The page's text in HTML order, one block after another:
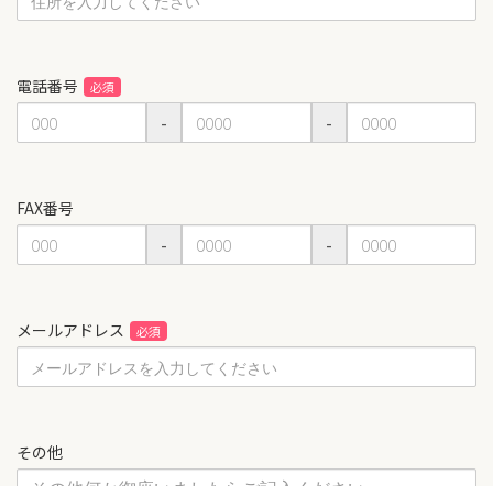
電話番号
- -
FAX番号
- -
メールアドレス
その他